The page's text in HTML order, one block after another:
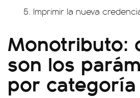
Imprimir la nueva
Monotributo:
son los
por categoría